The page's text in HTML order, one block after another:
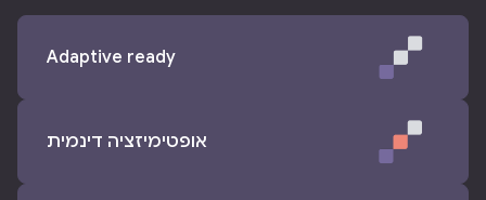
Adaptive ready
אופטימיזציה דינמית